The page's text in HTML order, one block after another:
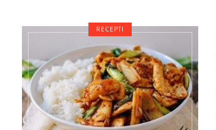
RECEPTI